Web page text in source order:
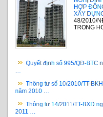
HỢP
XÂY
48/2010/
TRONG
Quyết định số 995/QĐ-BTC
…
Thông tư số 10/2010/TT-
năm 2010 …
Thông tư 14/2011/TT-BXD
2011 …